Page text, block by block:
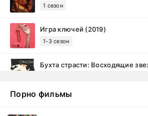
1 сезон
Игра ключей (2019)
1-3 сезон
Эйфория (2019)
Порно фильмы